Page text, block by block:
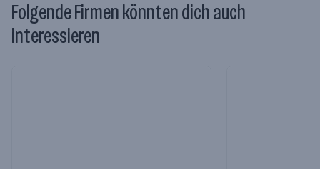
Folgende Firmen könnten dich auch
interessieren